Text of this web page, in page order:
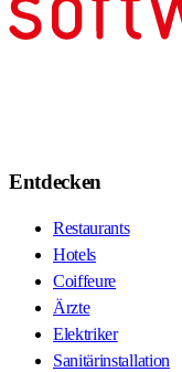
Entdecken
Restaurants
Hotels
Coiffeure
Ärzte
Elektriker
Sanitärinstallation